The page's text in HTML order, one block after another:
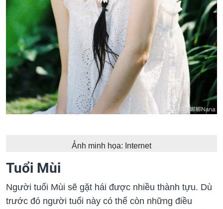
Ảnh minh họa: Internet
Tuổi Mùi
Người tuổi Mùi sẽ gặt hái được nhiều thành tựu. Dù
trước đó người tuổi này có thể còn những điều